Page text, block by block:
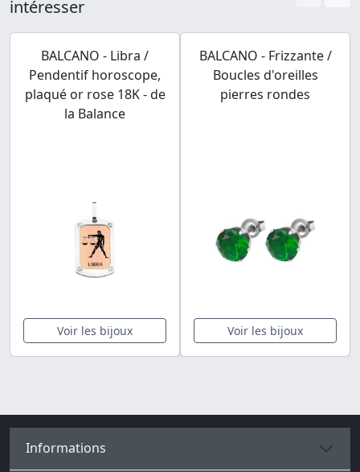
intéresser
BALCANO - Libra /
Pendentif horoscope,
plaqué or rose 18K - de
la Balance
Voir les bijoux
BALCANO - Frizzante /
Boucles d'oreilles
pierres rondes
Voir les bijoux
Informations